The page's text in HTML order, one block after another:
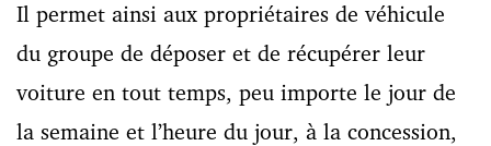
Il permet ainsi aux propriétaires de véhicule
du groupe de déposer et de récupérer leur
voiture en tout temps, peu importe le jour de
la semaine et l’heure du jour, à la concession,